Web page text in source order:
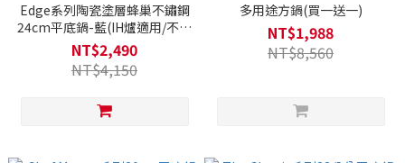
Edge系列陶瓷塗層蜂巢不鏽鋼
24cm平底鍋-藍(IH爐適用/不挑
爐具)
NT$2,490
NT$4,150
多用途方鍋(買一送一)
NT$1,988
NT$8,560